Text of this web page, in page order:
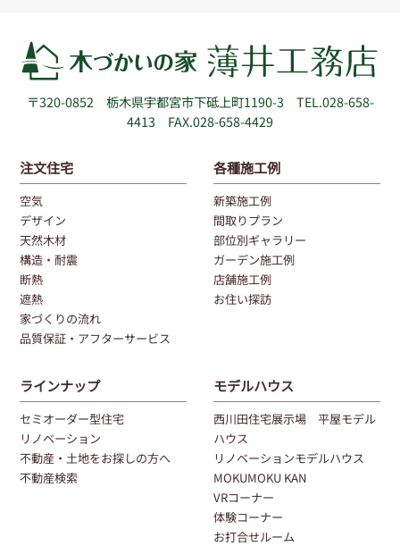
〒320-0852 栃木県宇都宮市下砥上町1190-3
TEL.028-658-
4413 FAX.028-658-4429
注文住宅
空気
デザイン
天然木材
構造・耐震
断熱
遮熱
家づくりの流れ
品質保証・アフターサービス
各種施工例
新築施工例
間取りプラン
部位別ギャラリー
ガーデン施工例
店舗施工例
お住い探訪
ラインナップ
セミオーダー型住宅
リノベーション
不動産・土地をお探しの方へ
不動産検索
モデルハウス
西川田住宅展示場 平屋モデル
ハウス
リノベーションモデルハウス
MOKUMOKU KAN
VRコーナー
体験コーナー
お打合せルーム